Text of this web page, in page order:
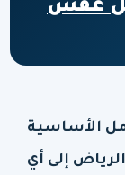
عفش
الأساسية
إلى أي